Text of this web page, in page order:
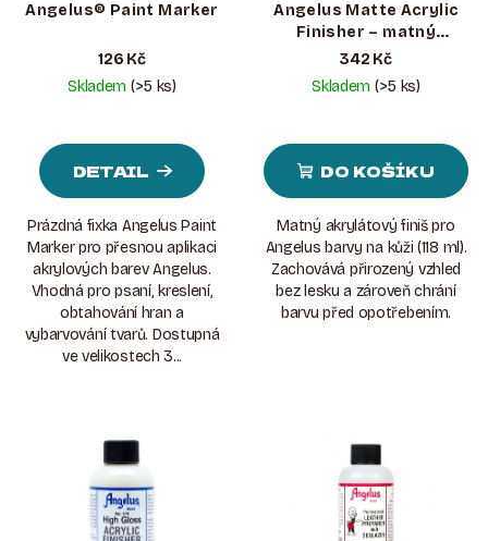
Angelus® Paint Marker
126 Kč
Skladem (>5 ks)
DETAIL
Prázdná fixka Angelus Paint
Marker pro přesnou aplikaci
akrylových barev Angelus.
Vhodná pro psaní, kreslení,
obtahování hran a
vybarvování tvarů. Dostupná
ve velikostech 3...
Angelus Matte Acrylic
Finisher – matný
akrylátový finiš na kůži
342 Kč
Skladem (>5 ks)
DO KOŠÍKU
Matný akrylátový finiš pro
Angelus barvy na kůži (118 ml).
Zachovává přirozený vzhled
bez lesku a zároveň chrání
barvu před opotřebením.